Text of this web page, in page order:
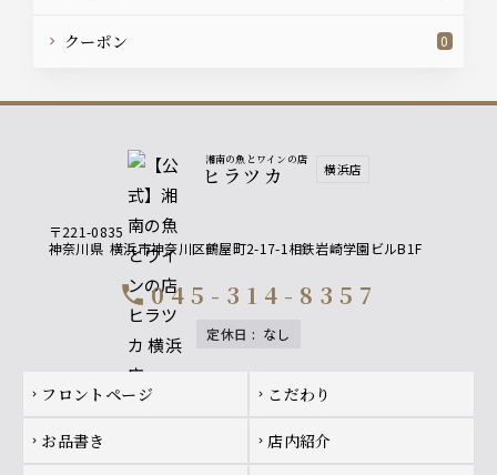
クーポン 0
湘南の魚とワインの店
ヒラツカ 横浜店
〒221-0835
神奈川県 横浜市神奈川区鶴屋町2-17-1相鉄岩崎学園ビルB1F
call045-314-8357
定休日 : なし
Footer navigation
chevron_right フロントページ chevron_right こだわり
chevron_right お品書き chevron_right 店内紹介